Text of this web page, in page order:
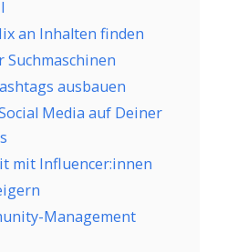
an Inhalten finden
ausbauen
Media auf Deiner
mit Influencer:innen
Management